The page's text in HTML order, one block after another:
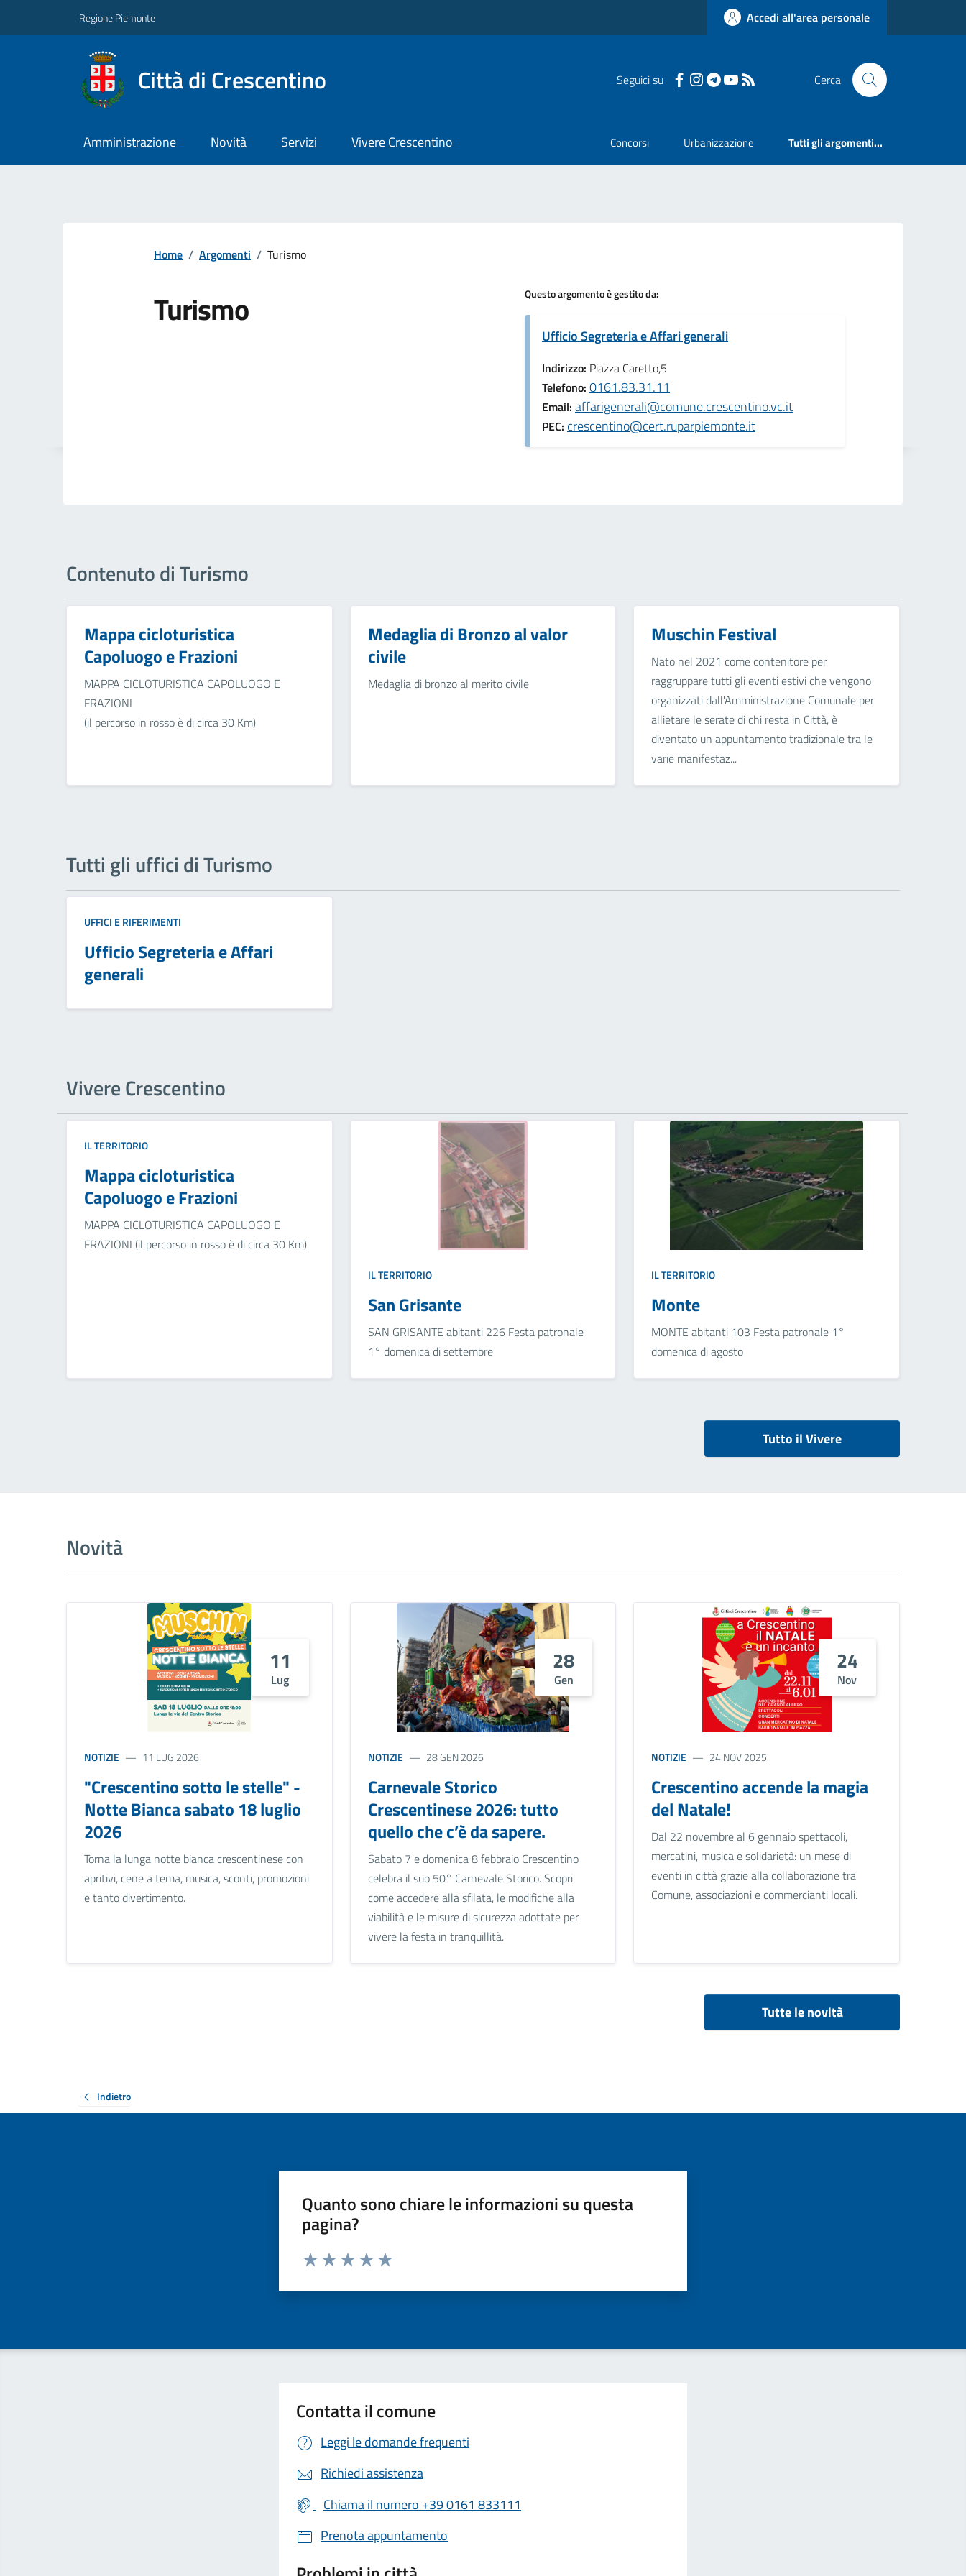
Regione Piemonte Accedi all'area personale
Città di Crescentino Seguici su Cerca
Amministrazione Novità Servizi Vivere Crescentino Concorsi Urbanizzazione Tutti gli argomenti...
Home / Argomenti / Turismo
Turismo Questo argomento è gestito da:
Ufficio Segreteria e Affari generali
Indirizzo: Piazza Caretto,5
Telefono: 0161.83.31.11
Email: affarigenerali@comune.crescentino.vc.it
PEC: crescentino@cert.ruparpiemonte.it
Contenuto di Turismo
Mappa cicloturistica
Capoluogo e Frazioni
MAPPA CICLOTURISTICA CAPOLUOGO E
FRAZIONI
(il percorso in rosso è di circa 30 Km)
Medaglia di Bronzo al valor
civile
Medaglia di bronzo al merito civile
Muschin Festival
Nato nel 2021 come contenitore per
raggruppare tutti gli eventi estivi che vengono
organizzati dall'Amministrazione Comunale per
allietare le serate di chi resta in Città, è
diventato un appuntamento tradizionale tra le
varie manifestaz...
Tutti gli uffici di Turismo
UFFICI E RIFERIMENTI
Ufficio Segreteria e Affari
generali
Vivere Crescentino
IL TERRITORIO
Mappa cicloturistica
Capoluogo e Frazioni
MAPPA CICLOTURISTICA CAPOLUOGO E
FRAZIONI (il percorso in rosso è di circa 30 Km)
IL TERRITORIO
San Grisante
SAN GRISANTE abitanti 226 Festa patronale
1° domenica di settembre
IL TERRITORIO
Monte
MONTE abitanti 103 Festa patronale 1°
domenica di agosto
Tutto il Vivere
Novità
11
Lug
NOTIZIE 11 LUG 2026
"Crescentino sotto le stelle" -
Notte Bianca sabato 18 luglio
2026
Torna la lunga notte bianca crescentinese con
apritivi, cene a tema, musica, sconti, promozioni
e tanto divertimento.
28
Gen
NOTIZIE 28 GEN 2026
Carnevale Storico
Crescentinese 2026: tutto
quello che c’è da sapere.
Sabato 7 e domenica 8 febbraio Crescentino
celebra il suo 50° Carnevale Storico. Scopri
come accedere alla sfilata, le modifiche alla
viabilità e le misure di sicurezza adottate per
vivere la festa in tranquillità.
24
Nov
NOTIZIE 24 NOV 2025
Crescentino accende la magia
del Natale!
Dal 22 novembre al 6 gennaio spettacoli,
mercatini, musica e solidarietà: un mese di
eventi in città grazie alla collaborazione tra
Comune, associazioni e commercianti locali.
Tutte le novità
Indietro
Quanto sono chiare le informazioni su questa
pagina?
Valuta da 1 a 5 stelle la pagina
Contatta il comune
Leggi le domande frequenti
Richiedi assistenza
Chiama il numero +39 0161 833111
Prenota appuntamento